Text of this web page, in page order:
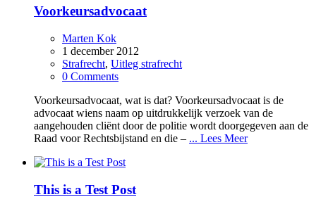
Voorkeursadvocaat
Marten Kok
1 december 2012
Strafrecht, Uitleg strafrecht
0 Comments
Voorkeursadvocaat, wat is dat? Voorkeursadvocaat is de
advocaat wiens naam op uitdrukkelijk verzoek van de
aangehouden cliënt door de politie wordt doorgegeven aan de
Raad voor Rechtsbijstand en die – ... Lees Meer
This is a Test Post